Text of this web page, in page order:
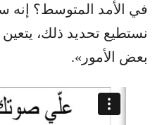
في الأمد المتوسط؟ إنه
نستطيع تحديد ذلك،
بعض الأمور».